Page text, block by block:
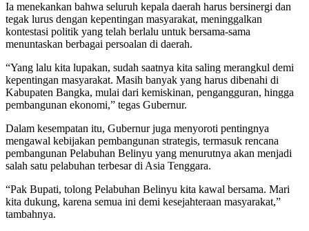
Ia menekankan bahwa seluruh kepala daerah harus bersinergi dan
tegak lurus dengan kepentingan masyarakat, meninggalkan
kontestasi politik yang telah berlalu untuk bersama-sama
menuntaskan berbagai persoalan di daerah.
“Yang lalu kita lupakan, sudah saatnya kita saling merangkul demi
kepentingan masyarakat. Masih banyak yang harus dibenahi di
Kabupaten Bangka, mulai dari kemiskinan, pengangguran, hingga
pembangunan ekonomi,” tegas Gubernur.
Dalam kesempatan itu, Gubernur juga menyoroti pentingnya
mengawal kebijakan pembangunan strategis, termasuk rencana
pembangunan Pelabuhan Belinyu yang menurutnya akan menjadi
salah satu pelabuhan terbesar di Asia Tenggara.
“Pak Bupati, tolong Pelabuhan Belinyu kita kawal bersama. Mari
kita dukung, karena semua ini demi kesejahteraan masyarakat,”
tambahnya.